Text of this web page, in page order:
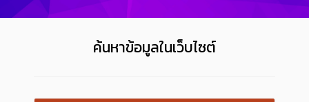
ค้นหาข้อมูลในเว็บไซต์